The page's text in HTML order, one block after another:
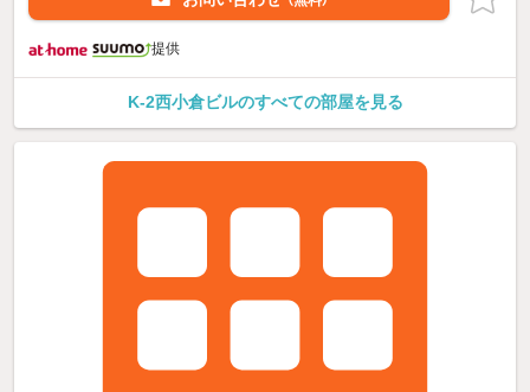
提供
K-2西小倉ビルのすべての部屋を見る